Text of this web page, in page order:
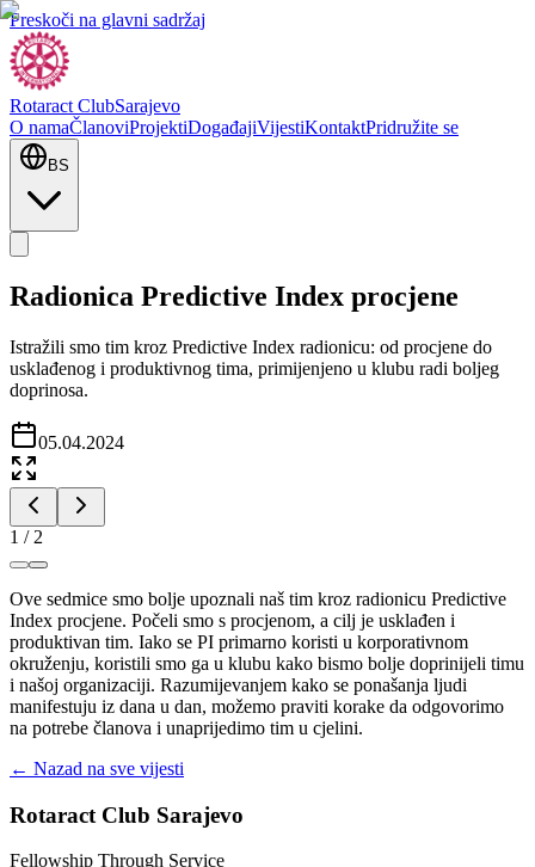
Preskoči na glavni sadržaj
Rotaract ClubSarajevo
O namaČlanoviProjektiDogađajiVijestiKontaktPridružite se
BS
Radionica Predictive Index procjene
Istražili smo tim kroz Predictive Index radionicu: od procjene do
usklađenog i produktivnog tima, primijenjeno u klubu radi boljeg
doprinosa.
05.04.2024
1 / 2
Ove sedmice smo bolje upoznali naš tim kroz radionicu Predictive
Index procjene. Počeli smo s procjenom, a cilj je usklađen i
produktivan tim. Iako se PI primarno koristi u korporativnom
okruženju, koristili smo ga u klubu kako bismo bolje doprinijeli timu
i našoj organizaciji. Razumijevanjem kako se ponašanja ljudi
manifestuju iz dana u dan, možemo praviti korake da odgovorimo
na potrebe članova i unaprijedimo tim u cjelini.
← Nazad na sve vijesti
Rotaract Club Sarajevo
Fellowship Through Service